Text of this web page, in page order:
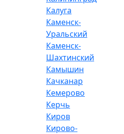
Калуга
Каменск-
Уральский
Каменск-
Шахтинский
Камышин
Качканар
Кемерово
Керчь
Киров
Кирово-